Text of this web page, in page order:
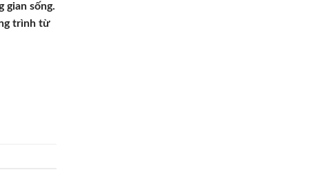
gian sống.
trình từ